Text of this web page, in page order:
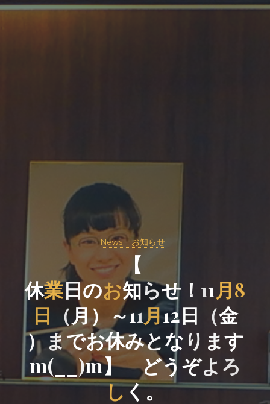
News お知らせ
【
休業日のお知らせ ！ 11月8
日 （月）～11月12日 （金
）までお休みとな り ます
m( __)m】 どう ぞよ ろ
しく。